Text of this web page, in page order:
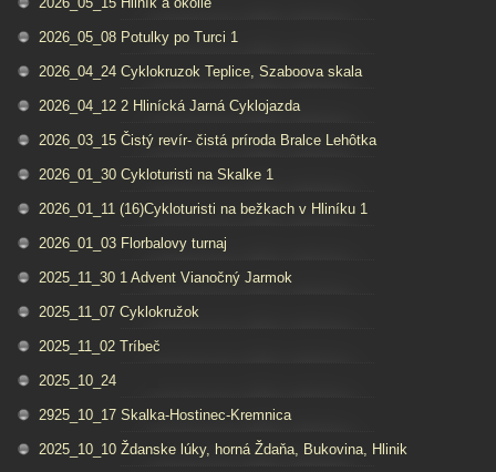
2026_05_08 Potulky po Turci 1
2026_04_24 Cyklokruzok Teplice, Szaboova skala
2026_04_12 2 Hlinícká Jarná Cyklojazda
2026_03_15 Čistý revír- čistá príroda Bralce Lehôtka
2026_01_30 Cykloturisti na Skalke 1
2026_01_11 (16)Cykloturisti na bežkach v Hliníku 1
2026_01_03 Florbalovy turnaj
2025_11_30 1 Advent Vianočný Jarmok
2025_11_07 Cyklokružok
2025_11_02 Tríbeč
2025_10_24
2925_10_17 Skalka-Hostinec-Kremnica
2025_10_10 Ždanske lúky, horná Ždaňa, Bukovina, Hlinik